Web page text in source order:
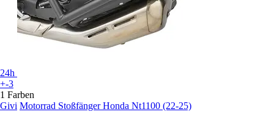
24h
+-3
1 Farben
Givi Motorrad Stoßfänger Honda Nt1100 (22-25)